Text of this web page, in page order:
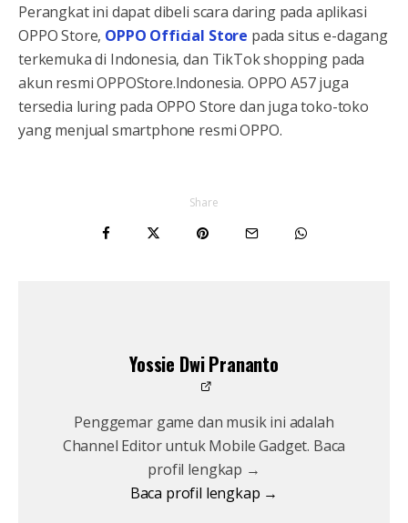
Perangkat ini dapat dibeli scara daring pada aplikasi
OPPO Store, OPPO Official Store pada situs e-dagang
terkemuka di Indonesia, dan TikTok shopping pada
akun resmi OPPOStore.Indonesia. OPPO A57 juga
tersedia luring pada OPPO Store dan juga toko-toko
yang menjual smartphone resmi OPPO.
Share
Yossie Dwi Prananto
Penggemar game dan musik ini adalah
Channel Editor untuk Mobile Gadget. Baca
profil lengkap →
Baca profil lengkap →